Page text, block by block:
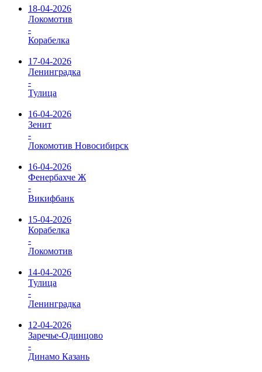
18-04-2026
Локомотив
-
Корабелка
17-04-2026
Ленинградка
-
Тулица
16-04-2026
Зенит
-
Локомотив Новосибирск
16-04-2026
Фенербахче Ж
-
Викифбанк
15-04-2026
Корабелка
-
Локомотив
14-04-2026
Тулица
-
Ленинградка
12-04-2026
Заречье-Одинцово
-
Динамо Казань